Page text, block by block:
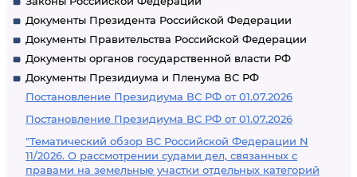
Документы Президента Российской Федерации
Документы Правительства Российской Федерации
Документы органов государственной власти РФ
Документы Президиума и Пленума ВС РФ
Постановление Президиума ВС РФ от 01.07.2026
Постановление Президиума ВС РФ от 01.07.2026
"Тематический обзор ВС Российской Федерации N
11/2026. О рассмотрении судами дел, связанных с
правами на земельные участки отдельных категорий